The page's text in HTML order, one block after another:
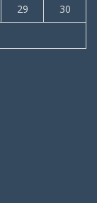
29
30